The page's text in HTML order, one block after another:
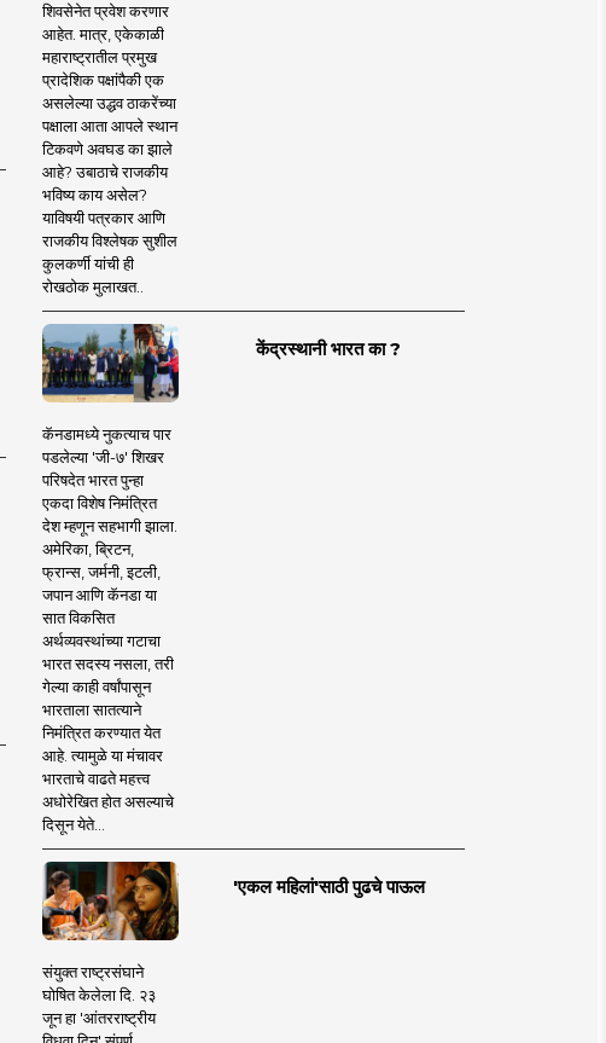
शिवसेनेत प्रवेश करणार
आहेत. मात्र, एकेकाळी
महाराष्ट्रातील प्रमुख
प्रादेशिक पक्षांपैकी एक
असलेल्या उद्धव ठाकरेंच्या
पक्षाला आता आपले स्थान
टिकवणे अवघड का झाले
आहे? उबाठाचे राजकीय
भविष्य काय असेल?
याविषयी पत्रकार आणि
राजकीय विश्लेषक सुशील
कुलकर्णी यांची ही
रोखठोक मुलाखत..
केंद्रस्थानी भारत का ?
कॅनडामध्ये नुकत्याच पार
पडलेल्या 'जी-७' शिखर
परिषदेत भारत पुन्हा
एकदा विशेष निमंत्रित
देश म्हणून सहभागी झाला.
अमेरिका, ब्रिटन,
फ्रान्स, जर्मनी, इटली,
जपान आणि कॅनडा या
सात विकसित
अर्थव्यवस्थांच्या गटाचा
भारत सदस्य नसला, तरी
गेल्या काही वर्षांपासून
भारताला सातत्याने
निमंत्रित करण्यात येत
आहे. त्यामुळे या मंचावर
भारताचे वाढते महत्त्व
अधोरेखित होत असल्याचे
दिसून येते...
'एकल महिलां'साठी पुढचे पाऊल
संयुक्त राष्ट्रसंघाने
घोषित केलेला दि. २३
जून हा 'आंतरराष्ट्रीय